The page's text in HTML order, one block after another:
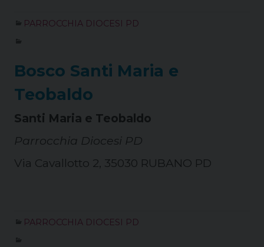
PARROCCHIA DIOCESI PD
Bosco Santi Maria e
Teobaldo
Santi Maria e Teobaldo
Parrocchia Diocesi PD
Via Cavallotto 2, 35030 RUBANO PD
PARROCCHIA DIOCESI PD